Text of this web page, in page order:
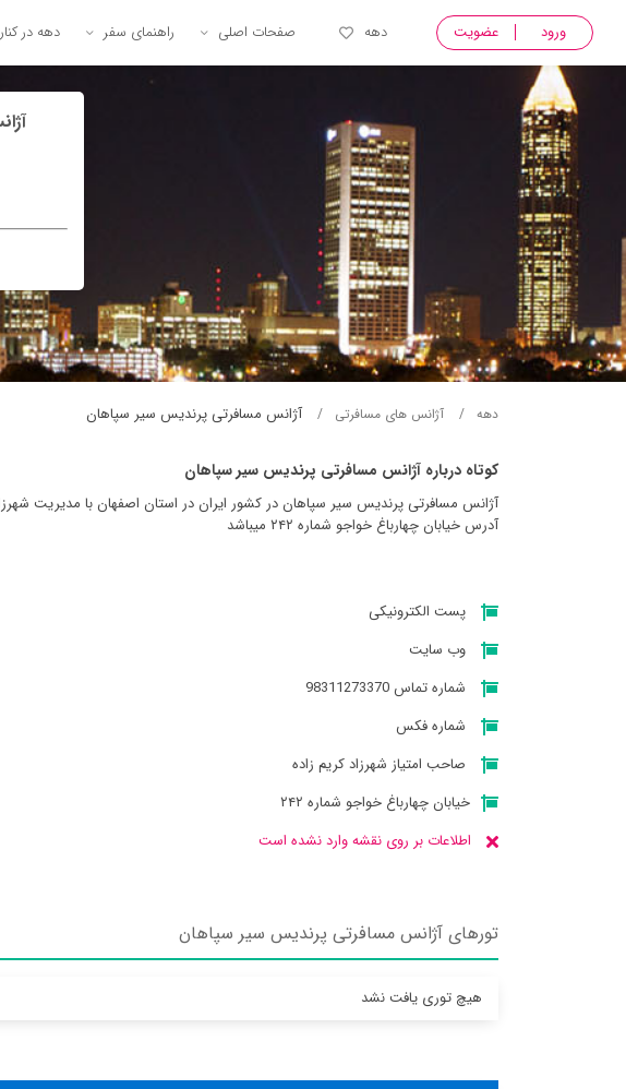
ورود عضویت دهه صفحات اصلی راهنمای سفر دهه در
دهه آژانس های مسافرتی آژانس مسافرتی پرنديس سير سپاهان
کوتاه درباره آژانس مسافرتی پرنديس سير سپاهان
آژانس مسافرتی پرنديس سير سپاهان در کشور ایران در استان اصفهان با مدیریت
آدرس خیابان چهارباغ خواجو شماره ۲۴۲ میباشد
پست الکترونیکی
وب سایت
شماره تماس 98311273370
شماره فکس
صاحب امتیاز شهرزاد کریم زاده
خیابان چهارباغ خواجو شماره ۲۴۲
اطلاعات بر روی نقشه وارد نشده است
تورهای آژانس مسافرتی پرنديس سير سپاهان
هیچ توری یافت نشد